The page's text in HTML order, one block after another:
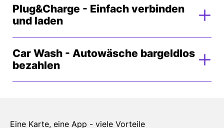
Plug&Charge - Einfach verbinden
und laden
Car Wash - Autowäsche bargeldlos
bezahlen
Eine Karte, eine App - viele Vorteile